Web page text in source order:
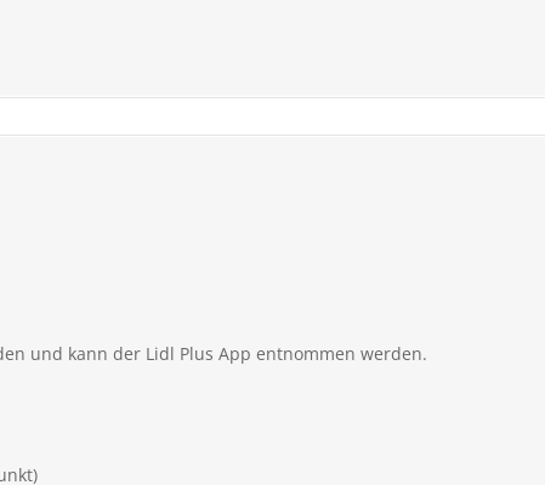
und kann der Lidl Plus App entnommen werden.